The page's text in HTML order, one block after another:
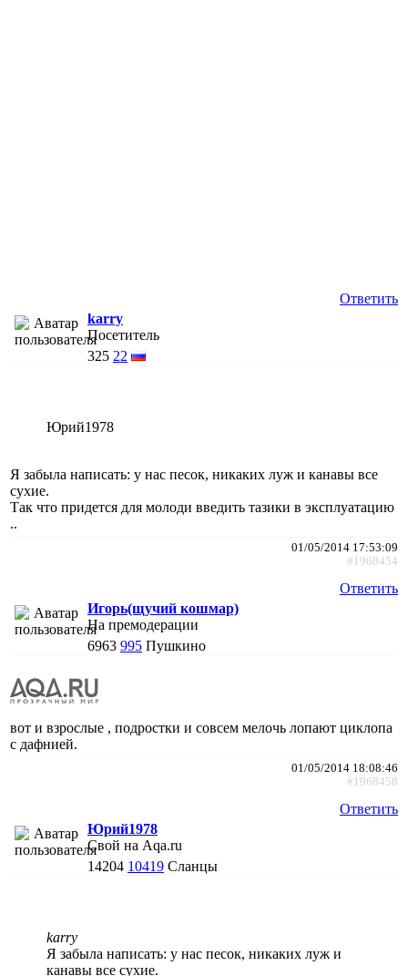
Ответить
karry
Посетитель
325 22
Юрий1978
Я забыла написать: у нас песок, никаких луж и канавы все
сухие.
Так что придется для молоди введить тазики в эксплуатацию
..
01/05/2014 17:53:09
#1968454
Ответить
Игорь(щучий кошмар)
На премодерации
6963 995 Пушкино
вот и взрослые , подростки и совсем мелочь лопают циклопа
с дафнией.
01/05/2014 18:08:46
#1968458
Ответить
Юрий1978
Свой на Aqa.ru
14204 10419 Сланцы
karry
Я забыла написать: у нас песок, никаких луж и
канавы все сухие.